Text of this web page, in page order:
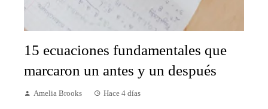
15 ecuaciones fundamentales que
marcaron un antes y un después
Amelia Brooks Hace 4 días